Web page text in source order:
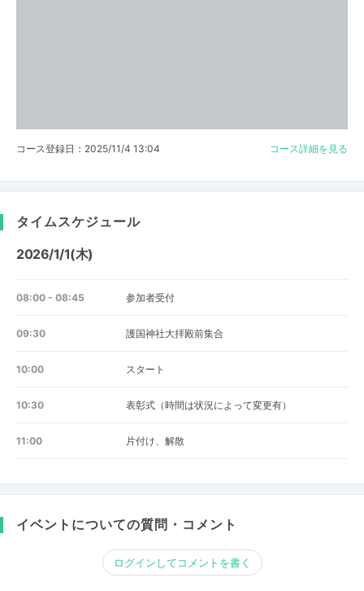
コース登録日：2025/11/4 13:04 コース詳細を見る
タイムスケジュール
2026/1/1(木)
08:00 - 08:45 参加者受付
09:30 護国神社大拝殿前集合
10:00 スタート
10:30 表彰式（時間は状況によって変更有）
11:00 片付け、解散
イベントについての質問・コメント
ログインしてコメントを書く